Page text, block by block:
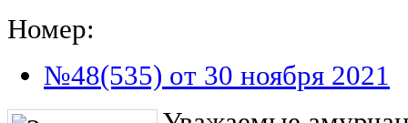
Номер:
№48(535) от 30 ноября 2021